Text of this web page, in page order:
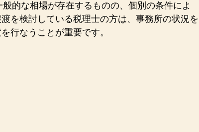
的な相場が存在するものの、個別の条件によ
を検討している税理士の方は、事務所の状況を
行なうことが重要です。